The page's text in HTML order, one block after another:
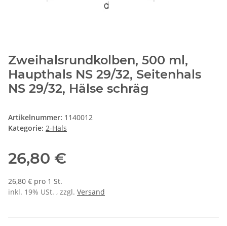
Zweihalsrundkolben, 500 ml,
Haupthals NS 29/32, Seitenhals
NS 29/32, Hälse schräg
Artikelnummer: 1140012
Kategorie: 2-Hals
26,80 €
26,80 € pro 1 St.
inkl. 19% USt. , zzgl. Versand